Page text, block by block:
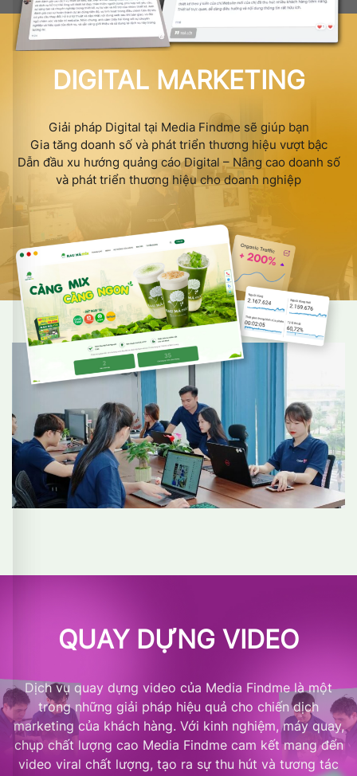
DIGITAL MARKETING
Giải pháp Digital tại Media Findme sẽ giúp bạn
Gia tăng doanh số và phát triển thương hiệu vượt bậc
Dẫn đầu xu hướng quảng cáo Digital – Nâng cao doanh số
và phát triển thương hiệu cho doanh nghiệp
QUAY DỰNG VIDEO
Dịch vụ quay dựng video của Media Findme là một
trong những giải pháp hiệu quả cho chiến dịch
marketing của khách hàng. Với kinh nghiệm, máy quay,
chụp chất lượng cao Media Findme cam kết mang đến
video viral chất lượng, tạo ra sự thu hút và tương tác